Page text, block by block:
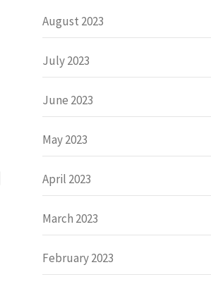
August 2023
July 2023
June 2023
May 2023
April 2023
March 2023
February 2023